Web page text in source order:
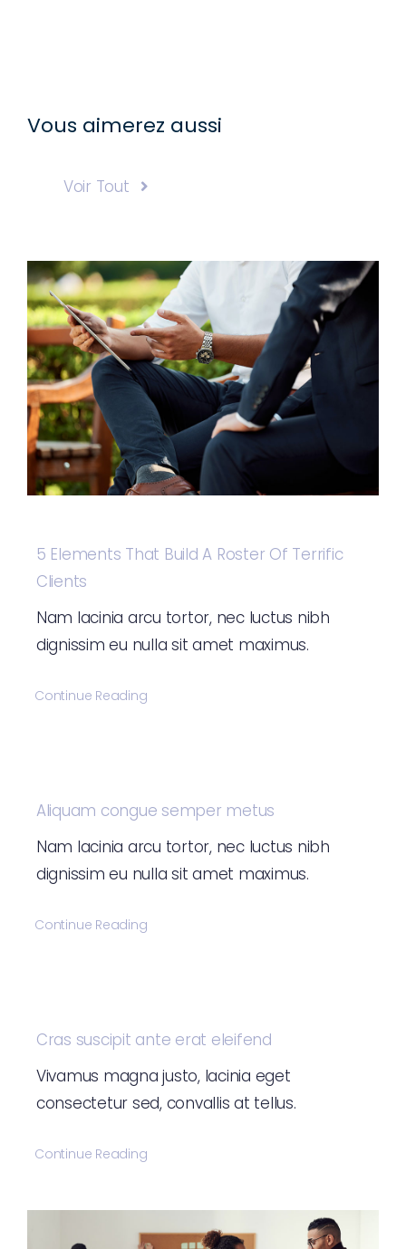
Vous aimerez aussi
Voir Tout
5 Elements That Build A Roster Of Terrific
Clients
Nam lacinia arcu tortor, nec luctus nibh
dignissim eu nulla sit amet maximus.
Continue Reading
Aliquam congue semper metus
Nam lacinia arcu tortor, nec luctus nibh
dignissim eu nulla sit amet maximus.
Continue Reading
Cras suscipit ante erat eleifend
Vivamus magna justo, lacinia eget
consectetur sed, convallis at tellus.
Continue Reading